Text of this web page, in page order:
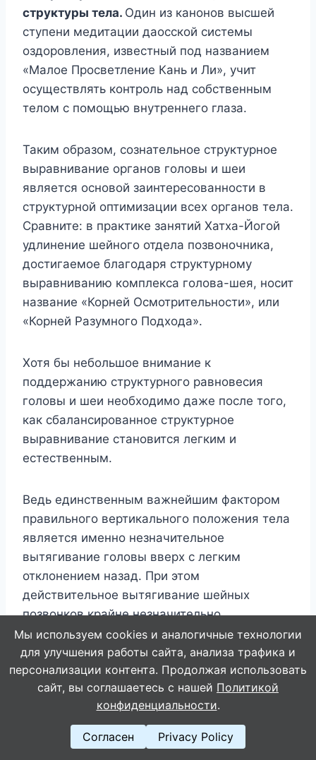
структуры тела. Один из канонов высшей
ступени медитации даосской системы
оздоровления, известный под названием
«Малое Просветление Кань и Ли», учит
осуществлять контроль над собственным
телом с помощью внутреннего глаза.
Таким образом, сознательное структурное
выравнивание органов головы и шеи
является основой заинтересованности в
структурной оптимизации всех органов тела.
Сравните: в практике занятий Хатха-Йогой
удлинение шейного отдела позвоночника,
достигаемое благодаря структурному
выравниванию комплекса голова-шея, носит
название «Корней Осмотрительности», или
«Корней Разумного Подхода».
Хотя бы небольшое внимание к
поддержанию структурного равновесия
головы и шеи необходимо даже после того,
как сбалансированное структурное
выравнивание становится легким и
естественным.
Ведь единственным важнейшим фактором
правильного вертикального положения тела
является именно незначительное
вытягивание головы вверх с легким
отклонением назад. При этом
действительное вытягивание шейных
позвонков крайне незначительно.
Практически незаметным является и наклон
головы назад.
И все же два этих элементаобеспечивают
образование правильной структуры грудь –
верхняя часть спины – позвоночный столб
Объясняется это тем, что голова и шейный
Мы используем cookies и аналогичные технологии
для улучшения работы сайта, анализа трафика и
персонализации контента. Продолжая использовать
сайт, вы соглашаетесь с нашей Политикой
конфиденциальности.
Согласен Privacy Policy